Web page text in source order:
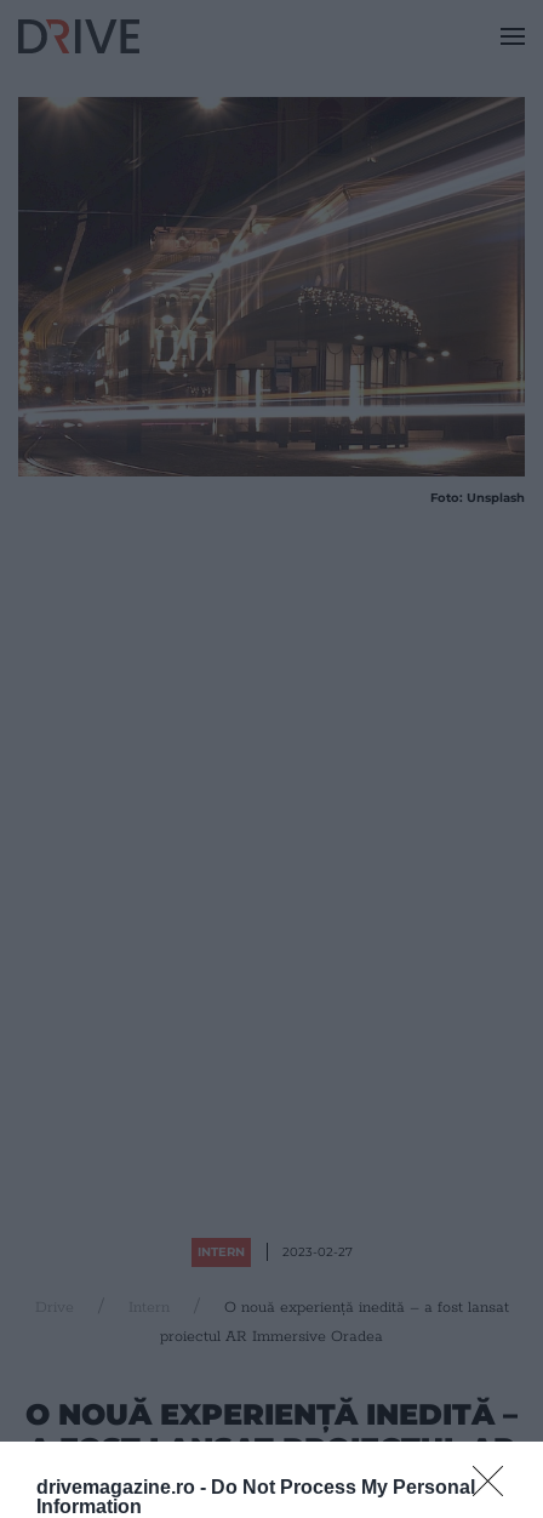
drivemagazine.ro - Do Not Process My Personal
Information
Foto: Unsplash
INTERN 2023-02-27
Drive
O nouă experiență inedită – a fost lansat
proiectul AR Immersive Oradea
O NOUĂ EXPERIENȚĂ INEDITĂ –
A FOST LANSAT PROIECTUL AR
IMMERSIVE ORADEA